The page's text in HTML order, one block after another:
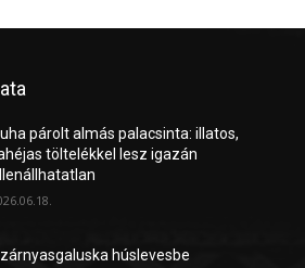
párolt almás palacsinta: illatos,
töltelékkel lesz igazán
húslevesbe